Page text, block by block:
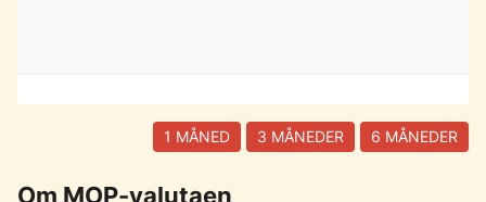
1 MÅNED 3 MÅNEDER 6 MÅNEDER
Om MOP-valutaen